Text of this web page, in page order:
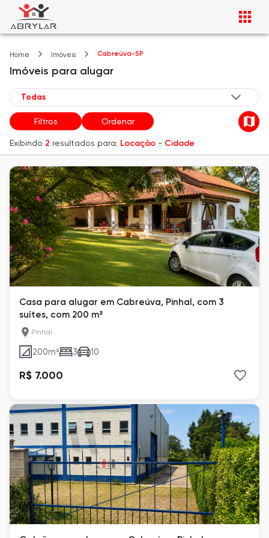
Home Imóveis Cabreúva-SP
Imóveis para alugar
Filtros Ordenar
Exibindo 2 resultados para: Locação - Cidade
Casa para alugar em Cabreúva, Pinhal, com 3
suítes, com 200 m²
Pinhal
200m² 3 10
R$ 7.000